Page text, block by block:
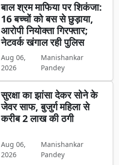
बाल श्रम माफिया पर शिकंजा:
16 बच्चों को बस से छुड़ाया,
आरोपी नियोक्ता गिरफ्तार;
नेटवर्क खंगाल रही पुलिस
Aug 06,
2026
Manishankar
Pandey
सुरक्षा का झांसा देकर सोने के
जेवर साफ, बुजुर्ग महिला से
करीब 2 लाख की ठगी
Aug 06,
2026
Manishankar
Pandey